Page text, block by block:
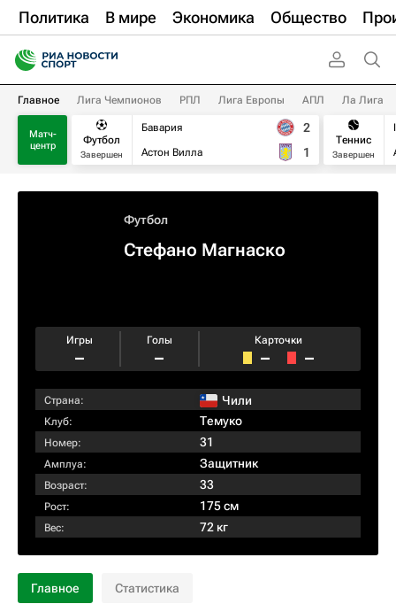
Политика В мире Экономика Общество
Главное Лига Чемпионов РПЛ Лига Европы АПЛ Ла Лига
Матч-
центр
Футбол
Завершен
Бавария
Астон Вилла
2
1
Теннис
Завершен
Футбол
Стефано Магнаско
Игры
–
Голы
–
Карточки
– –
Страна: Чили
Клуб: Темуко
Номер: 31
Амплуа: Защитник
Возраст: 33
Рост: 175 см
Вес: 72 кг
Главное Статистика